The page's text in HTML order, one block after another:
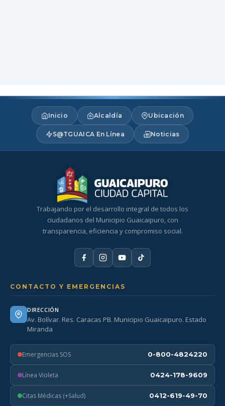
Inicio Alcaldía Ubicación
S@TGUAICA En Línea Noticias
Trabajando por el desarrollo integral de todos los
ciudadanos del Municipio Guaicaipuro, con
transparencia, eficiencia y compromiso social.
CONTACTO Y EMERGENCIAS
DIRECCIÓN
Av. Bolívar. Res. Caracas PB. Municipio Guaicaipuro. Estado
Miranda
Emergencias SOS 0-800-4824220
Línea Violeta 0424-178-9609
Citas Médicas (+Salud) 0412-619-49-70